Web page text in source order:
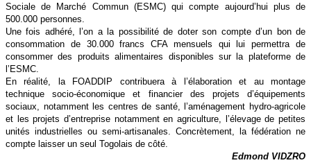
Sociale de Marché Commun (ESMC) qui compte aujourd’hui plus de
500.000 personnes.
Une fois adhéré, l’on a la possibilité de doter son compte d’un bon de
consommation de 30.000 francs CFA mensuels qui lui permettra de
consommer des produits alimentaires disponibles sur la plateforme de
l’ESMC.
En réalité, la FOADDIP contribuera à l’élaboration et au montage
technique socio-économique et financier des projets d’équipements
sociaux, notamment les centres de santé, l’aménagement hydro-agricole
et les projets d’entreprise notamment en agriculture, l’élevage de petites
unités industrielles ou semi-artisanales. Concrètement, la fédération ne
compte laisser un seul Togolais de côté.
Edmond VIDZRO